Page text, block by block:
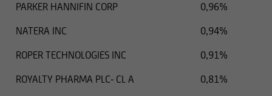
PARKER HANNIFIN CORP
0,96%
NATERA INC
0,94%
ROPER TECHNOLOGIES INC
0,91%
ROYALTY PHARMA PLC- CL A
0,81%